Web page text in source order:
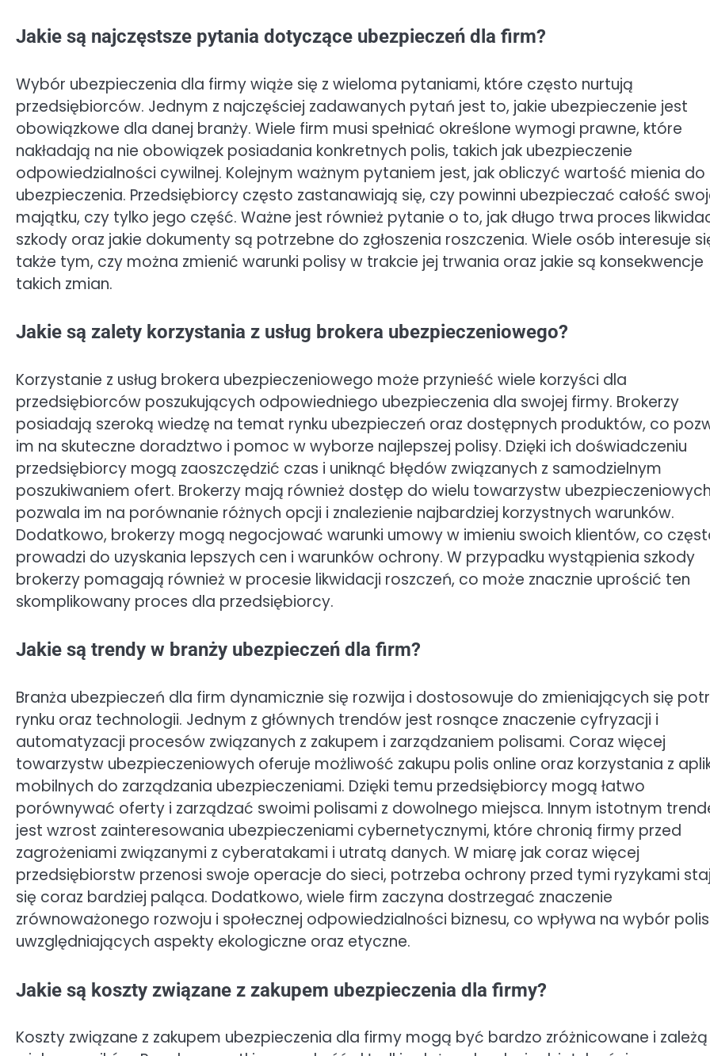
Jakie są najczęstsze pytania dotyczące ubezpieczeń dla firm?
Wybór ubezpieczenia dla firmy wiąże się z wieloma pytaniami, które często nurtują
przedsiębiorców. Jednym z najczęściej zadawanych pytań jest to, jakie ubezpieczenie jest
obowiązkowe dla danej branży. Wiele firm musi spełniać określone wymogi prawne, które
nakładają na nie obowiązek posiadania konkretnych polis, takich jak ubezpieczenie
odpowiedzialności cywilnej. Kolejnym ważnym pytaniem jest, jak obliczyć wartość mienia do
ubezpieczenia. Przedsiębiorcy często zastanawiają się, czy powinni ubezpieczać całość
majątku, czy tylko jego część. Ważne jest również pytanie o to, jak długo trwa proces
szkody oraz jakie dokumenty są potrzebne do zgłoszenia roszczenia. Wiele osób interesuje
także tym, czy można zmienić warunki polisy w trakcie jej trwania oraz jakie są konsekwencje
takich zmian.
Jakie są zalety korzystania z usług brokera ubezpieczeniowego?
Korzystanie z usług brokera ubezpieczeniowego może przynieść wiele korzyści dla
przedsiębiorców poszukujących odpowiedniego ubezpieczenia dla swojej firmy. Brokerzy
posiadają szeroką wiedzę na temat rynku ubezpieczeń oraz dostępnych produktów, co
im na skuteczne doradztwo i pomoc w wyborze najlepszej polisy. Dzięki ich doświadczeniu
przedsiębiorcy mogą zaoszczędzić czas i uniknąć błędów związanych z samodzielnym
poszukiwaniem ofert. Brokerzy mają również dostęp do wielu towarzystw
pozwala im na porównanie różnych opcji i znalezienie najbardziej korzystnych warunków.
Dodatkowo, brokerzy mogą negocjować warunki umowy w imieniu swoich klientów, co
prowadzi do uzyskania lepszych cen i warunków ochrony. W przypadku wystąpienia szkody
brokerzy pomagają również w procesie likwidacji roszczeń, co może znacznie uprościć ten
skomplikowany proces dla przedsiębiorcy.
Jakie są trendy w branży ubezpieczeń dla firm?
Branża ubezpieczeń dla firm dynamicznie się rozwija i dostosowuje do zmieniających się
rynku oraz technologii. Jednym z głównych trendów jest rosnące znaczenie cyfryzacji i
automatyzacji procesów związanych z zakupem i zarządzaniem polisami. Coraz więcej
towarzystw ubezpieczeniowych oferuje możliwość zakupu polis online oraz korzystania z
mobilnych do zarządzania ubezpieczeniami. Dzięki temu przedsiębiorcy mogą łatwo
porównywać oferty i zarządzać swoimi polisami z dowolnego miejsca. Innym istotnym
jest wzrost zainteresowania ubezpieczeniami cybernetycznymi, które chronią firmy przed
zagrożeniami związanymi z cyberatakami i utratą danych. W miarę jak coraz więcej
przedsiębiorstw przenosi swoje operacje do sieci, potrzeba ochrony przed tymi ryzykami
się coraz bardziej paląca. Dodatkowo, wiele firm zaczyna dostrzegać znaczenie
zrównoważonego rozwoju i społecznej odpowiedzialności biznesu, co wpływa na wybór polis
uwzględniających aspekty ekologiczne oraz etyczne.
Jakie są koszty związane z zakupem ubezpieczenia dla firmy?
Koszty związane z zakupem ubezpieczenia dla firmy mogą być bardzo zróżnicowane i